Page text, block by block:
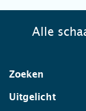
Alle
Zoeken
Uitgelicht